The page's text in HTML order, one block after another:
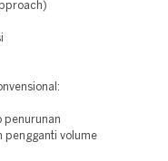
penurunan
pengganti volume